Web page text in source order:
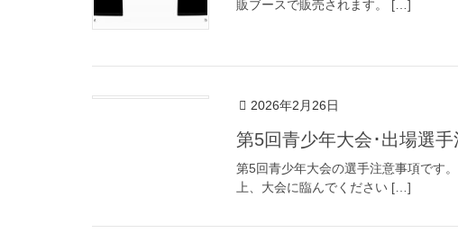
販ブースで販売されます。 […]
2026年2月26日
第5回青少年大会･出場選
第5回青少年大会の選手注意事項です
上、大会に臨んでください […]